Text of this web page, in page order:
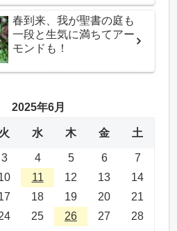
春到来、我が聖書の庭も
一段と生気に満ちてアー
モンドも！
2025年6月
火 水 木 金 土
3 4 5 6
7
11 12 13
14
18 19 20
21
25 26 27
28